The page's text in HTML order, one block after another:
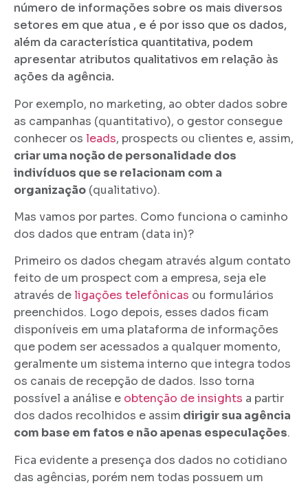
número de informações sobre os mais diversos
setores em que atua , e é por isso que os dados,
além da característica quantitativa, podem
apresentar atributos qualitativos em relação às
ações da agência.
Por exemplo, no marketing, ao obter dados sobre
as campanhas (quantitativo), o gestor consegue
conhecer os leads, prospects ou clientes e, assim,
criar uma noção de personalidade dos
indivíduos que se relacionam com a
organização (qualitativo).
Mas vamos por partes. Como funciona o caminho
dos dados que entram (data in)?
Primeiro os dados chegam através algum contato
feito de um prospect com a empresa, seja ele
através deligações telefônicas ou formulários
preenchidos. Logo depois, esses dados ficam
disponíveis em uma plataforma de informações
que podem ser acessados a qualquer momento,
geralmente um sistema interno que integra todos
os canais de recepção de dados. Isso torna
possível a análise e obtenção de insights a partir
dos dados recolhidos e assim dirigir sua agência
com base em fatos e não apenas especulações.
Fica evidente a presença dos dados no cotidiano
das agências, porém nem todas possuem um